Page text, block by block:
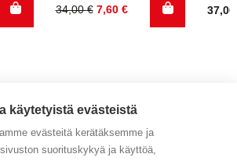
34,00€
Alkuperäinen
7,60 €
Nykyinen
käytetyistä evästeistä
evästeitä kerätäksemme ja
suorituskykyä ja käyttöä,